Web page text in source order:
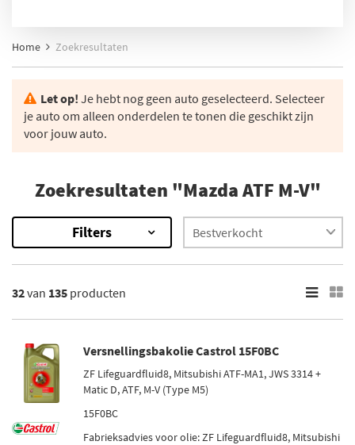
Home Zoekresultaten
Let op! Je hebt nog geen auto geselecteerd. Selecteer
je auto om alleen onderdelen te tonen die geschikt zijn
voor jouw auto.
Zoekresultaten "Mazda ATF M-V"
Filters
135Resultaten
×
Categorieën
Versnellingsbakolie (79)
Radiateur (43)
Stuurbekrachtigingsolie (20)
Hydrauliekolie (19)
Cardan olie (Differentieel) (13)
32van 135 producten
Versnellingsbakolie Castrol 15F0BC
ZF Lifeguardfluid8, Mitsubishi ATF-MA1, JWS 3314 +
Matic D, ATF, M-V (Type M5)
15F0BC
Fabrieksadvies voor olie: ZF Lifeguardfluid8, Mitsubishi